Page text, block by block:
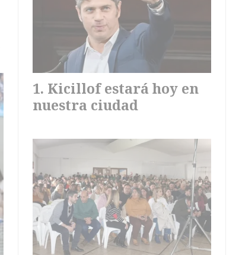
Kicillof estará hoy en
nuestra ciudad